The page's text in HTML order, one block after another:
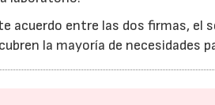
acuerdo entre las dos firmas, el
la mayoría de necesidades